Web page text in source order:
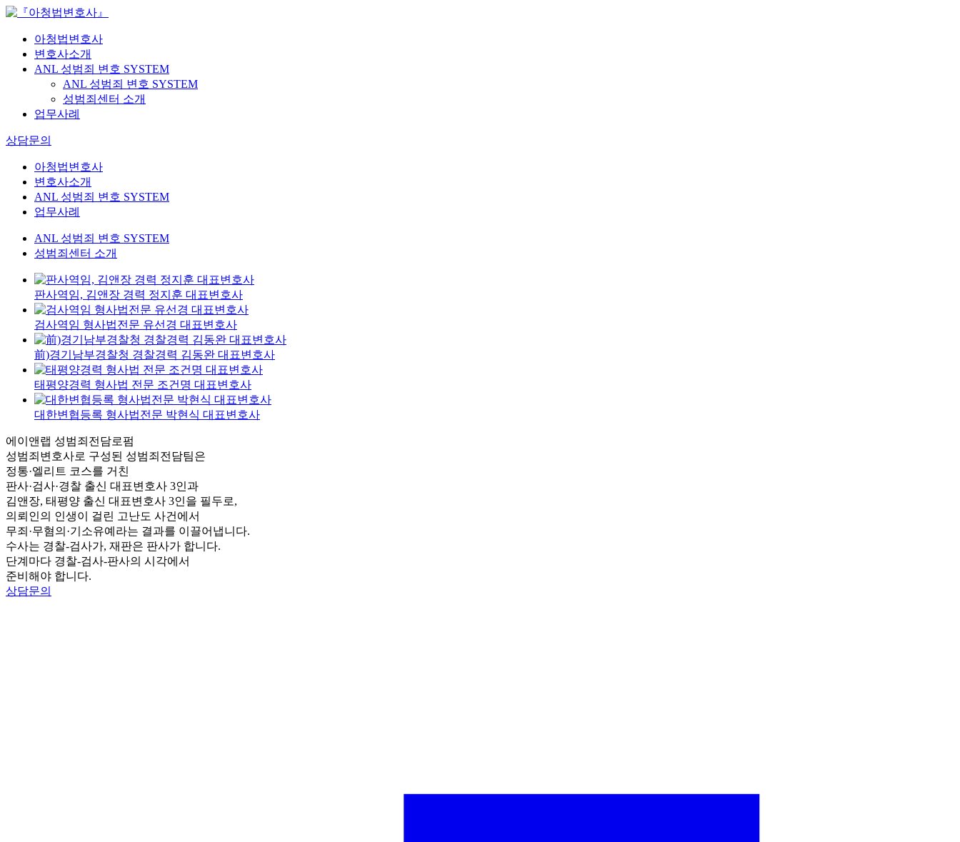
아청법변호사
변호사소개
ANL 성범죄 변호 SYSTEM
ANL 성범죄 변호 SYSTEM
성범죄센터 소개
업무사례
상담문의
아청법변호사
변호사소개
ANL 성범죄 변호 SYSTEM
업무사례
ANL 성범죄 변호 SYSTEM
성범죄센터 소개
판사역임, 김앤장 경력 정지훈 대표변호사
검사역임 형사법전문 유선경 대표변호사
前)경기남부경찰청 경찰경력 김동완 대표변호사
태평양경력 형사법 전문 조건명 대표변호사
대한변협등록 형사법전문 박현식 대표변호사
에이앤랩 성범죄전담로펌
성범죄변호사로 구성된 성범죄전담팀은
정통·엘리트 코스를 거친
판사·검사·경찰 출신 대표변호사 3인과
김앤장, 태평양 출신 대표변호사 3인을 필두로,
의뢰인의 인생이 걸린 고난도 사건에서
무죄·무혐의·기소유예라는 결과를 이끌어냅니다.
수사는 경찰-검사가, 재판은 판사가 합니다.
단계마다 경찰-검사-판사의 시각에서
준비해야 합니다.
상담문의